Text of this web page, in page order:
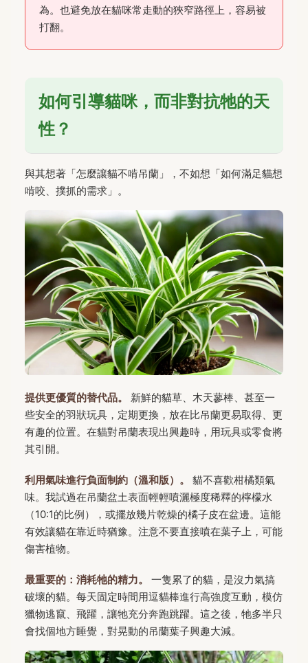
為。也避免放在貓咪常走動的狹窄路徑上，容易被
打翻。
如何引導貓咪，而非對抗牠的天
性？
與其想著「怎麼讓貓不啃吊蘭」，不如想「如何滿足貓想
啃咬、撲抓的需求」。
提供更優質的替代品。
新鮮的貓草、木天蓼棒、甚至一
些安全的羽狀玩具，定期更換，放在比吊蘭更易取得、更
有趣的位置。在貓對吊蘭表現出興趣時，用玩具或零食將
其引開。
利用氣味進行負面制約（溫和版）。
貓不喜歡柑橘類氣
味。我試過在吊蘭盆土表面輕輕噴灑極度稀釋的檸檬水
（10:1的比例），或擺放幾片乾燥的橘子皮在盆邊。這能
有效讓貓在靠近時猶豫。注意不要直接噴在葉子上，可能
傷害植物。
最重要的：消耗牠的精力。
一隻累了的貓，是沒力氣搞
破壞的貓。每天固定時間用逗貓棒進行高強度互動，模仿
獵物逃竄、飛躍，讓牠充分奔跑跳躍。這之後，牠多半只
會找個地方睡覺，對晃動的吊蘭葉子興趣大減。